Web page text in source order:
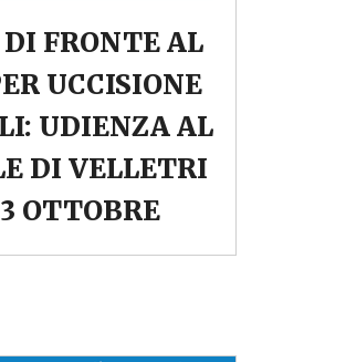
FRONTE AL
UCCISIONE
UDIENZA AL
DI VELLETRI
OTTOBRE